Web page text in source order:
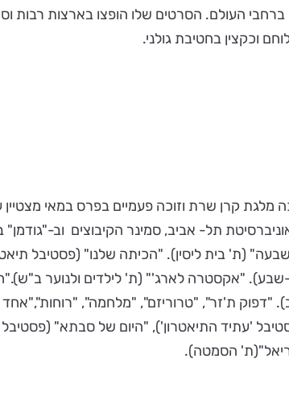
העולם. הסרטים שלו הופצו בארצות רבות
וכקצין בחטיבת גולני.
מלגת קרן שרת וזוכה פעמיים בפרס במאי מצטיין
תל- אביב, סמינר הקיבוצים וב-
"הדוד וניה" (ת' הקאמרי). "מימונה". "הוא הלך בשדות"(2017). "סודות", "שבעה" (ת' בית ליסין). "הכיתה
"אקסטרה לארג'" (ת' לילדים ולנוער
"דפוק ת'זר", "טרוריזם", "מלחמה", "רוחות","אחד
'עתיד התיאטרון'), "היום של סבתא"